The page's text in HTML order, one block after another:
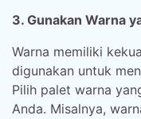
3. Gunakan Warna
Warna memiliki
digunakan untuk
Pilih palet warna
Anda. Misalnya,